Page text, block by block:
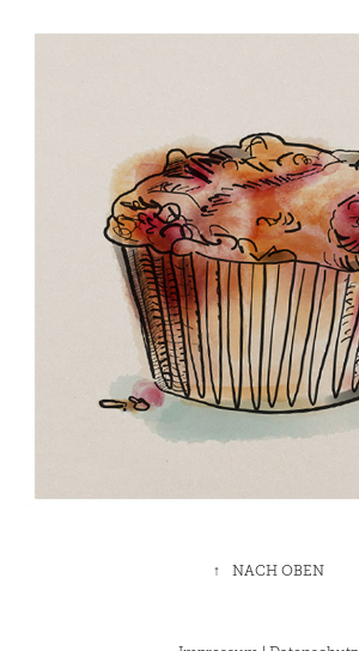
↑ NACH OBEN